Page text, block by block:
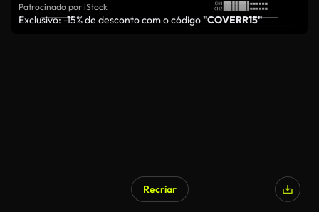
Patrocinado por iStock
Exclusivo: -15% de desconto com o código"COVERR15"
Recriar